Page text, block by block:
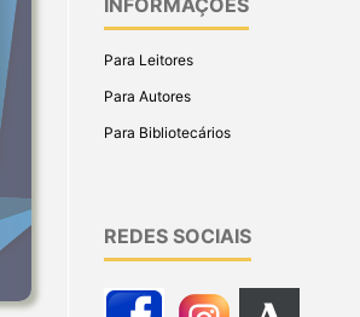
INFORMAÇÕES
Para Leitores
Para Autores
Para Bibliotecários
REDES SOCIAIS